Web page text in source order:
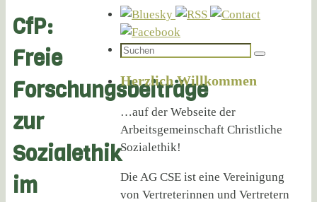
CfP:
Freie
Forschungsbeiträge
zur
Sozialethik
im
Suchen
Suchen
Herzlich Willkommen
…auf der Webseite der
Arbeitsgemeinschaft Christliche
Sozialethik!
Die AG CSE ist eine Vereinigung
von Vertreterinnen und Vertretern